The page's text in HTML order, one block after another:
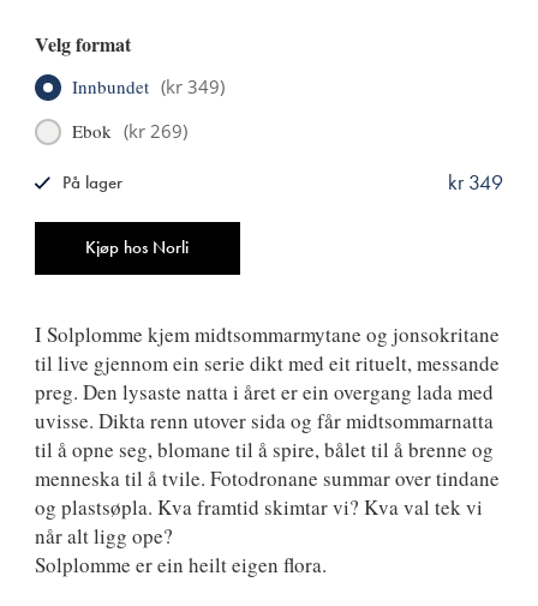
Velg format
Innbundet (kr 349)
Ebok (kr 269)
Kjøp hos Norli
kr 349
På lager
I Solplomme kjem midtsommarmytane og jonsokritane
til live gjennom ein serie dikt med eit rituelt, messande
preg. Den lysaste natta i året er ein overgang lada med
uvisse. Dikta renn utover sida og får midtsommarnatta
til å opne seg, blomane til å spire, bålet til å brenne og
menneska til å tvile. Fotodronane summar over tindane
og plastsøpla. Kva framtid skimtar vi? Kva val tek vi
når alt ligg ope?
Solplomme er ein heilt eigen flora.